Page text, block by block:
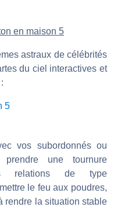
en maison 5
astraux de célébrités
du ciel interactives et
5
vos subordonnés ou
une tournure
relations de type
le feu aux poudres,
rendre la situation stable